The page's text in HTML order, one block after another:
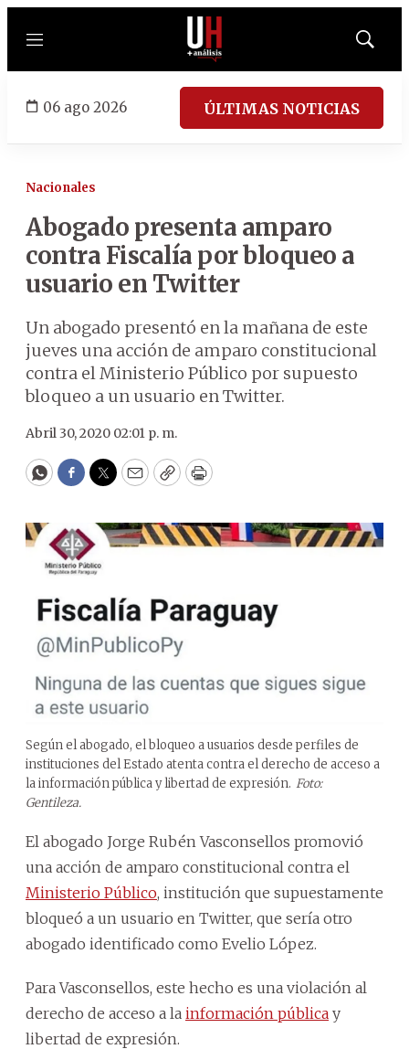
Menú
Mostrar
06 ago 2026 ÚLTIMAS NOTICIAS
Nacionales
Abogado presenta amparo
contra Fiscalía por bloqueo a
usuario en Twitter
Un abogado presentó en la mañana de este
jueves una acción de amparo constitucional
contra el Ministerio Público por supuesto
bloqueo a un usuario en Twitter.
Abril 30, 2020 02:01 p. m.
WhatsApp
Facebook
Twitter
EmailCopyPrint
Según el abogado, el bloqueo a usuarios desde perfiles de
instituciones del Estado atenta contra el derecho de acceso a
la información pública y libertad de expresión. Foto:
Gentileza.
El abogado Jorge Rubén Vasconsellos promovió
una acción de amparo constitucional contra el
Ministerio Público, institución que supuestamente
bloqueó a un usuario en Twitter, que sería otro
abogado identificado como Evelio López.
Para Vasconsellos, este hecho es una violación al
derecho de acceso a la información pública y
libertad de expresión.